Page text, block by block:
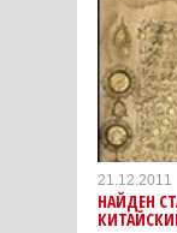
21.12.2011
НАЙДЕН